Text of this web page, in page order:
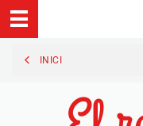
INICI